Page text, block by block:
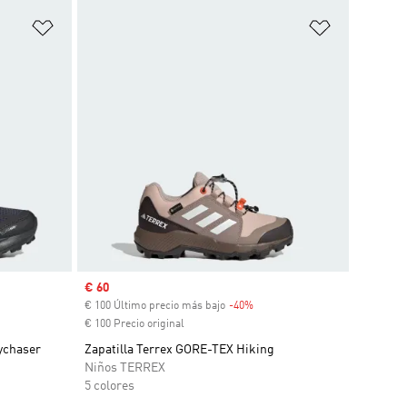
Precio de venta
€ 60
€ 100 Último precio más bajo -40%Descuento
€ 100 Precio original
Zapatilla Terrex GORE-TEX Hiking
Niños TERREX
5 colores